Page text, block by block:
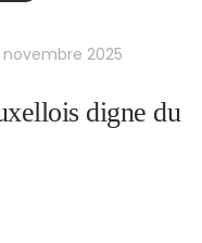
novembre 2025
digne du